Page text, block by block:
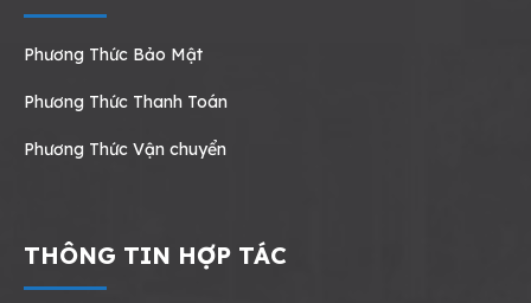
Phương Thức Bảo Mật
Phương Thức Thanh Toán
Phương Thức Vận chuyển
THÔNG TIN HỢP TÁC